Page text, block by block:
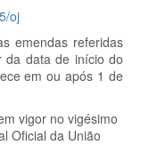
oj
emendas referidas
da data de início do
em ou após 1 de
vigor no vigésimo
Oficial da União